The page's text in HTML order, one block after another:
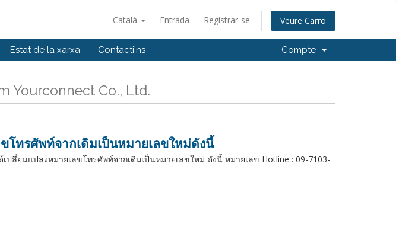
Català Entrada Registrar-se Veure Carro
Estat de la xarxa Contacti'ns Compte
Yourconnect Co., Ltd.
โทรศัพท์จากเดิมเป็นหมายเลขใหม่ดังนี้
ลี่ยนแปลงหมายเลขโทรศัพท์จากเดิมเป็นหมายเลขใหม่ ดังนี้ หมายเลข Hotline : 09-7103-